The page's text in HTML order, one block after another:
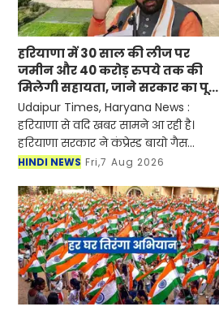
हरियाणा में 30 साल की लीज पर
जमीन और 40 करोड़ रुपये तक की
मिलेगी सहायता, जाने सरकार का पूरा
प्लान ?
Udaipur Times, Haryana News :
हरियाणा से वदि खबर सामने आ रही है।
हरियाणा सरकार ने कंप्रेस्ड बायो गैस
(सीबीजी) उत्पादन को बढ़ावा देने को
मसौदा तैयार किया है। प्र
HINDI NEWS Fri,7 Aug 2026